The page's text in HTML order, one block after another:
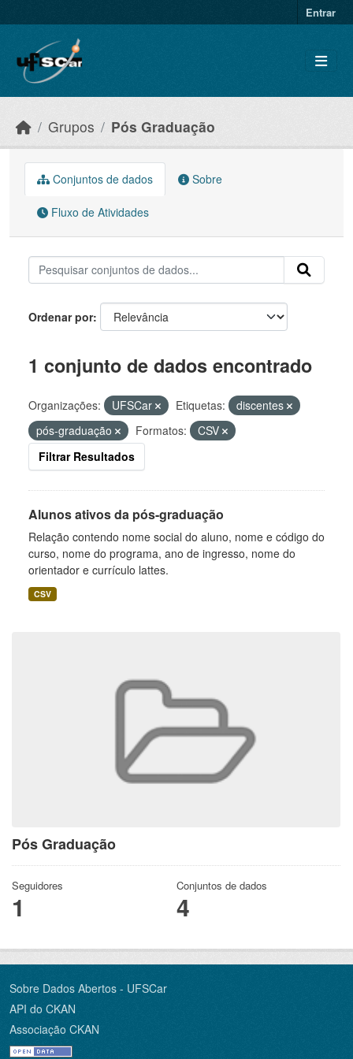
Entrar
Grupos Pós Graduação
Pós Graduação
Seguidores
1
Conjuntos de dados
4
Conjuntos de dados Sobre
Fluxo de Atividades
Ordenar por
1 conjunto de dados encontrado
Organizações: UFSCar Etiquetas:
discentes
pós-graduação
Formatos:
CSV
Filtrar Resultados
Alunos ativos da pós-graduação
Relação contendo nome social do aluno, nome e código do
curso, nome do programa, ano de ingresso, nome do
orientador e currículo lattes.
CSV
Sobre Dados Abertos - UFSCar
API do CKAN
Associação CKAN